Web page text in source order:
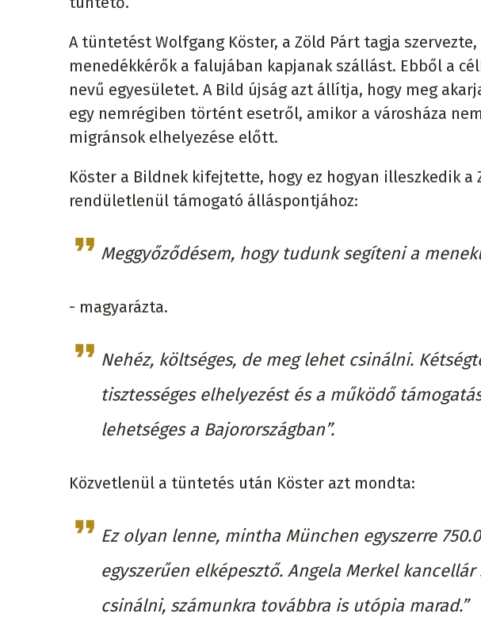
A tüntetést Wolfgang Köster, a Zöld Párt tagja
menedékkérők a falujában kapjanak szállást. Ebből a
nevű egyesületet. A Bild újság azt állítja, hogy meg
egy nemrégiben történt esetről, amikor a városháza
migránsok elhelyezése előtt.
Köster a Bildnek kifejtette, hogy ez hogyan illeszkedik
rendületlenül támogató álláspontjához:
Meggyőződésem, hogy tudunk segíteni a
- magyarázta.
Nehéz, költséges, de meg lehet csinálni.
tisztességes elhelyezést és a működő
lehetséges a Bajorországban”.
Közvetlenül a tüntetés után Köster azt mondta:
Ez olyan lenne, mintha München egyszerre
egyszerűen elképesztő. Angela Merkel
csinálni, számunkra továbbra is utópia marad.”